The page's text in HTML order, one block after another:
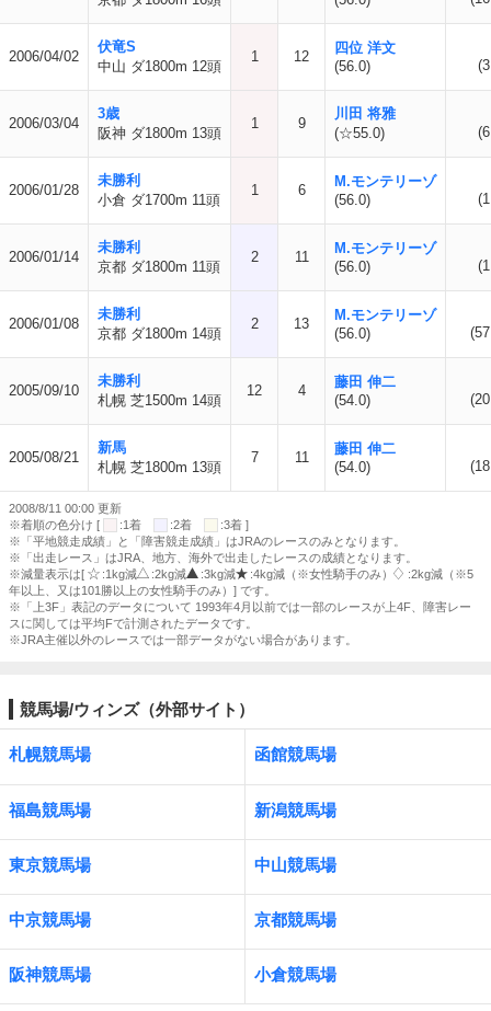
2006/04/02
伏竜S
中山 ダ1800m 12頭
1 12
四位 洋文
(56.0)
2006/03/04
3歳
阪神 ダ1800m 13頭
1 9
川田 将雅
(☆55.0)
2006/01/28
未勝利
小倉 ダ1700m 11頭
1 6
M.モンテリーゾ
(56.0)
2006/01/14
未勝利
京都 ダ1800m 11頭
2 11
M.モンテリーゾ
(56.0)
2006/01/08
未勝利
京都 ダ1800m 14頭
2 13
M.モンテリーゾ
(56.0)
2005/09/10
未勝利
札幌 芝1500m 14頭
12 4
藤田 伸二
(54.0)
2005/08/21
新馬
札幌 芝1800m 13頭
7 11
藤田 伸二
(54.0)
2008/8/11 00:00 更新
※着順の色分け [
:1着 :2着
:3着 ]
※「平地競走成績」と「障害競走成績」はJRAのレースのみとなります。
※「出走レース」はJRA、地方、海外で出走したレースの成績となります。
※減量表示は[
:1kg減 :2kg減 :3kg減 :4kg減（※女性騎手のみ）
:2kg減（※5
年以上、又は101勝以上の女性騎手のみ）] です。
※「上3F」表記のデータについて 1993年4月以前では一部のレースが上4F、障害レー
スに関しては平均Fで計測されたデータです。
※JRA主催以外のレースでは一部データがない場合があります。
競馬場/ウィンズ（外部サイト）
札幌競馬場 函館競馬場
福島競馬場 新潟競馬場
東京競馬場 中山競馬場
中京競馬場 京都競馬場
阪神競馬場 小倉競馬場